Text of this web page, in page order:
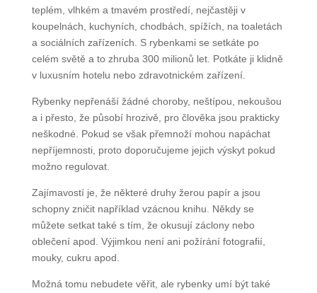
teplém, vlhkém a tmavém prostředí, nejčastěji v
koupelnách, kuchyních, chodbách, spížích, na toaletách
a sociálních zařízeních. S rybenkami se setkáte po
celém světě a to zhruba 300 milionů let. Potkáte ji klidně
v luxusním hotelu nebo zdravotnickém zařízení.
Rybenky nepřenáší žádné choroby, neštípou, nekoušou
a i přesto, že působí hrozivě, pro člověka jsou prakticky
neškodné. Pokud se však přemnoží mohou napáchat
nepříjemnosti, proto doporučujeme jejich výskyt pokud
možno regulovat.
Zajímavostí je, že některé druhy žerou papír a jsou
schopny zničit například vzácnou knihu. Někdy se
můžete setkat také s tím, že okusují záclony nebo
oblečení apod. Výjimkou není ani požírání fotografií,
mouky, cukru apod.
Možná tomu nebudete věřit, ale rybenky umí být také